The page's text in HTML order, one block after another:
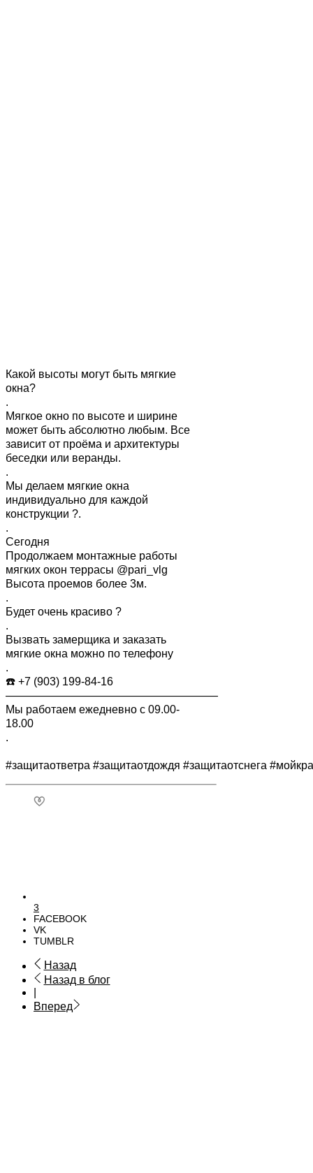
Какой высоты могут быть мягкие
окна?
.
Мягкое окно по высоте и ширине
может быть абсолютно любым. Все
зависит от проёма и архитектуры
беседки или веранды.
.
Мы делаем мягкие окна
индивидуально для каждой
конструкции ?.
.
Сегодня
Продолжаем монтажные работы
мягких окон террасы @pari_vlg
Высота проемов более 3м.
.
Будет очень красиво ?
.
Вызвать замерщика и заказать
мягкие окна можно по телефону
.
☎️ +7 (903) 199-84-16
———————————————————
Мы работаем ежедневно с 09.00-
18.00
.
#защитаответра #защитаотдождя #защитаотснега
3
FACEBOOK
VK
TUMBLR
Назад
Назад в блог
Вперед